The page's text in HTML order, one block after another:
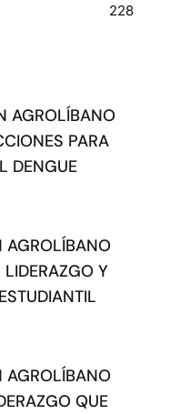
228
AGROLÍBANO
PARA
DENGUE
AGROLÍBANO
Y
AGROLÍBANO
QUE